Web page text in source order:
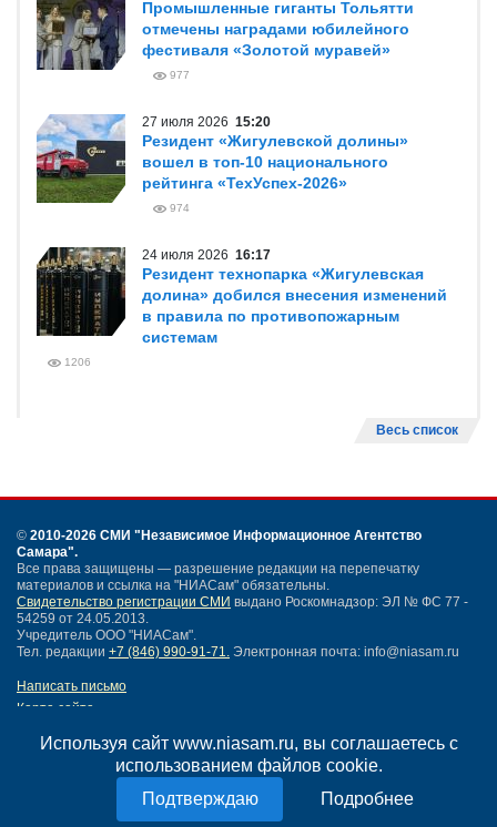
Используя сайт www.niasam.ru, вы соглашаетесь с
использованием файлов cookie.
Подробнее
Промышленные гиганты Тольятти
отмечены наградами юбилейного
фестиваля «Золотой муравей»
977
27 июля 2026 15:20
Резидент «Жигулевской долины»
вошел в топ-10 национального
рейтинга «ТехУспех-2026»
974
24 июля 2026 16:17
Резидент технопарка «Жигулевская
долина» добился внесения изменений
в правила по противопожарным
системам
1206
Весь список
© 2010-2026 СМИ "Независимое Информационное Агентство
Самара".
Все права защищены — разрешение редакции на перепечатку
материалов и ссылка на "НИАСам" обязательны.
Свидетельство регистрации СМИ выдано Роскомнадзор: ЭЛ № ФС 77 -
54259 от 24.05.2013.
Учредитель ООО "НИАСам".
Тел. редакции +7 (846) 990-91-71. Электронная почта: info@niasam.ru
Написать письмо
Карта сайта
Политика конфиденциальности
Согласие на обработку персональных данных